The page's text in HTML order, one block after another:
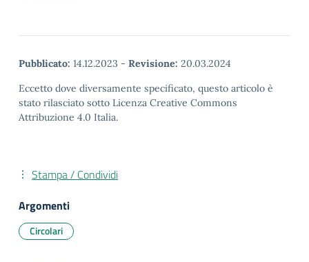
Pubblicato: 14.12.2023 - Revisione: 20.03.2024
Eccetto dove diversamente specificato, questo articolo è
stato rilasciato sotto Licenza Creative Commons
Attribuzione 4.0 Italia.
Stampa / Condividi
Argomenti
Circolari